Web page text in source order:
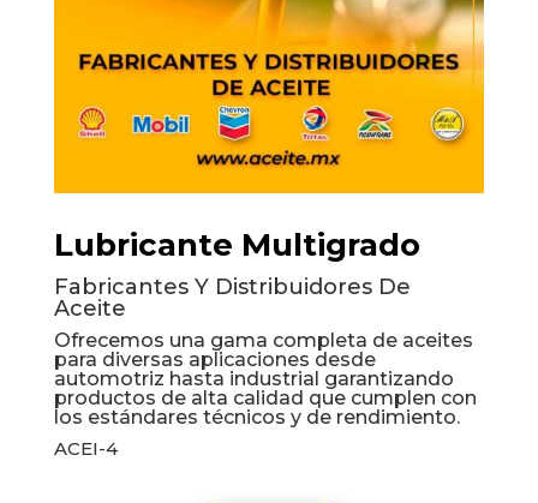
Lubricante Multigrado
Fabricantes Y Distribuidores De
Aceite
Ofrecemos una gama completa de aceites
para diversas aplicaciones desde
automotriz hasta industrial garantizando
productos de alta calidad que cumplen con
los estándares técnicos y de rendimiento.
ACEI-4